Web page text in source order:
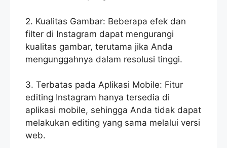
2. Kualitas Gambar: Beberapa efek dan
filter di Instagram dapat mengurangi
kualitas gambar, terutama jika Anda
mengunggahnya dalam resolusi tinggi.
3. Terbatas pada Aplikasi Mobile: Fitur
editing Instagram hanya tersedia di
aplikasi mobile, sehingga Anda tidak dapat
melakukan editing yang sama melalui versi
web.